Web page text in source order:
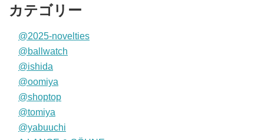
カテゴリー
@2025-novelties
@ballwatch
@ishida
@oomiya
@shoptop
@tomiya
@yabuuchi